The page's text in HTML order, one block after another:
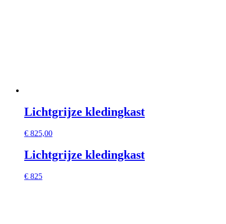
Lichtgrijze kledingkast
€ 825,00
Lichtgrijze kledingkast
€ 825